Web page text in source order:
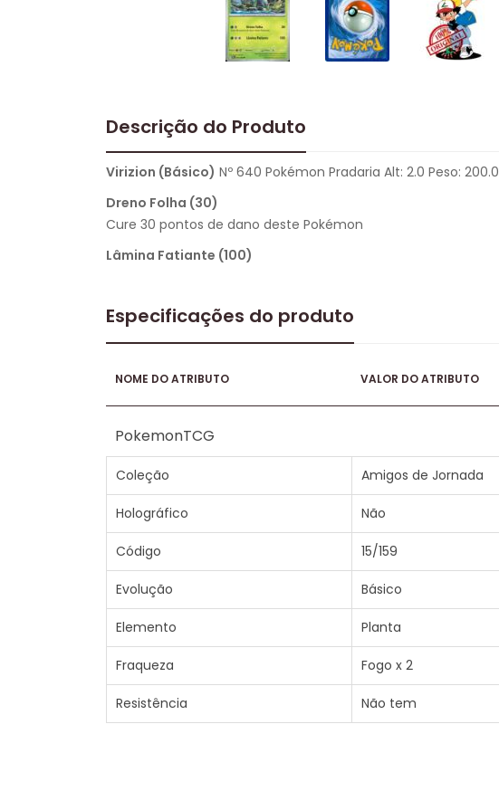
Descrição do Produto
Virizion (Básico) Nº 640 Pokémon Pradaria Alt: 2.0 Peso: 200.0
Dreno Folha (30)
Cure 30 pontos de dano deste Pokémon
Lâmina Fatiante (100)
Especificações do produto
NOME DO ATRIBUTO VALOR DO ATRIBUTO
PokemonTCG
Coleção Amigos de Jornada
Holográfico Não
Código 15/159
Evolução Básico
Elemento Planta
Fraqueza Fogo x 2
Resistência Não tem